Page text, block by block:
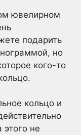
ювелирном
подарить
но
кого-то
кольцо и
этого не